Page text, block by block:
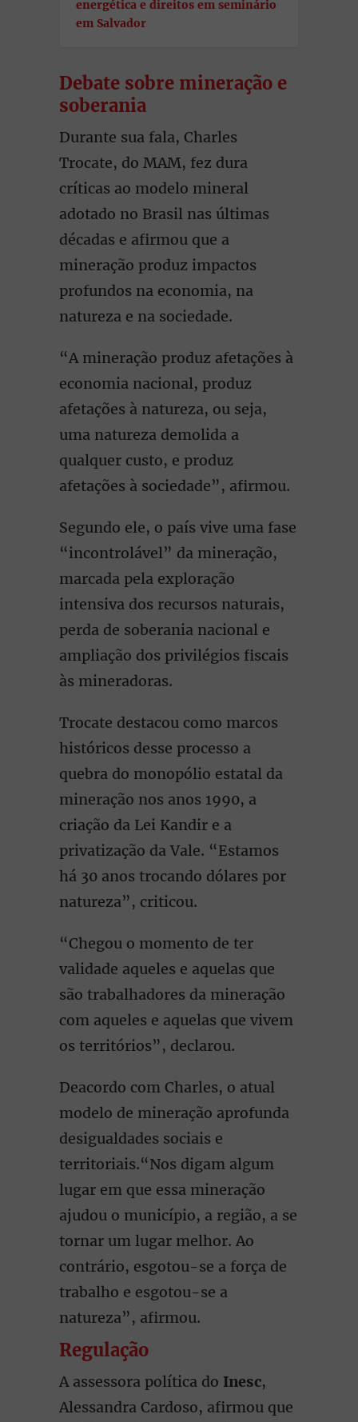
energética e direitos em seminário
em Salvador
Debate sobre mineração e
soberania
Durante sua fala, Charles
Trocate, do MAM, fez dura
críticas ao modelo mineral
adotado no Brasil nas últimas
décadas e afirmou que a
mineração produz impactos
profundos na economia, na
natureza e na sociedade.
“A mineração produz afetações à
economia nacional, produz
afetações à natureza, ou seja,
uma natureza demolida a
qualquer custo, e produz
afetações à sociedade”, afirmou.
Segundo ele, o país vive uma fase
“incontrolável” da mineração,
marcada pela exploração
intensiva dos recursos naturais,
perda de soberania nacional e
ampliação dos privilégios fiscais
às mineradoras.
Trocate destacou como marcos
históricos desse processo a
quebra do monopólio estatal da
mineração nos anos 1990, a
criação da Lei Kandir e a
privatização da Vale. “Estamos
há 30 anos trocando dólares por
natureza”, criticou.
“Chegou o momento de ter
validade aqueles e aquelas que
são trabalhadores da mineração
com aqueles e aquelas que vivem
os territórios”, declarou.
Deacordo com Charles, o atual
modelo de mineração aprofunda
desigualdades sociais e
territoriais.“Nos digam algum
lugar em que essa mineração
ajudou o município, a região, a se
tornar um lugar melhor. Ao
contrário, esgotou-se a força de
trabalho e esgotou-se a
natureza”, afirmou.
Regulação
A assessora política do Inesc,
Alessandra Cardoso, afirmou que